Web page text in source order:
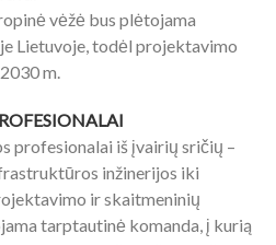
vėžė bus plėtojama
Lietuvoje, todėl projektavimo
m.
profesionalai iš įvairių sričių –
inžinerijos iki
ir skaitmeninių
tarptautinė komanda, į kurią